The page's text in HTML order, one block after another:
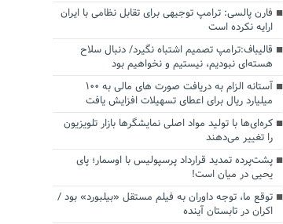
فارن پالسی: ترامپ توجیهی برای تقابل نظامی با ایران
ارایه نکرده است
قالیباف:ترامپ تصمیم اشتباه نگیرد/ دنبال سلاح
هسته‌ای نبودیم، نیستیم و نخواهیم بود
آستانه الزام به دریافت صورت های مالی به ۱۰۰
میلیارد ریال برای اعطای تسهیلات افزایش یافت
کره‌ای‌ها با تولید مواد اصلی نمایشگرها بازار تلویزیون
را تغییر می‌دهند
پشت‌پرده تمدید قرارداد پرسپولیس با اوسمار؛ پای
یحیی در میان است!
توقع ما، توجه داوران به فیلم مستقل «بیلبورد» بود /
اکران در تابستان آینده